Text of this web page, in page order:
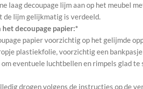
laag decoupage lijm aan op het meubel
de lijm gelijkmatig is verdeeld.
het decoupage papier:*
papier voorzichtig op het gelijmde
plastiekfolie, voorzichtig een
eventuele luchtbellen en rimpels glad te
drogen volgens de instructies op de